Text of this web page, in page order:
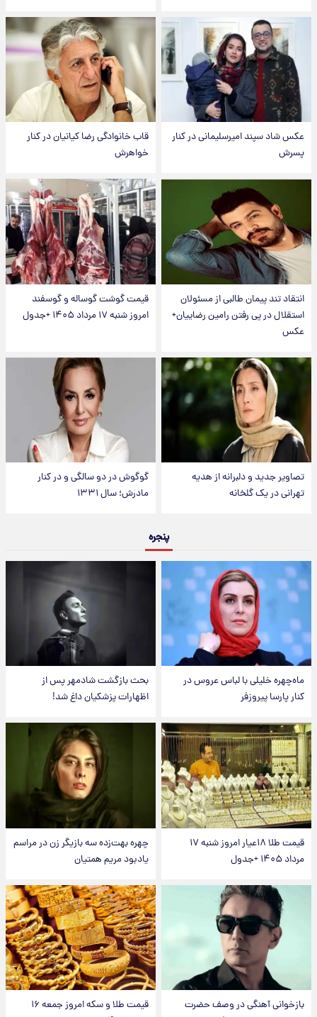
عکس شاد سپند امیرسلیمانی در کنار
پسرش
قاب خانوادگی رضا کیانیان در کنار
خواهرش
انتقاد تند پیمان طالبی از مسئولان
استقلال در پی رفتن رامین رضاییان+
عکس
قیمت گوشت گوساله و گوسفند
امروز شنبه ۱۷ مرداد ۱۴۰۵ +جدول
تصاویر جدید و دلبرانه از هدیه
تهرانی در یک گلخانه
گوگوش در دو سالگی و در کنار
مادرش؛ سال ۱۳۳۱
پنجره
ماه‌چهره خلیلی با لباس عروس در
کنار پارسا پیروزفر
بحث بازگشت شادمهر پس از
اظهارات پزشکیان داغ شد!
قیمت طلا ۱۸عیار امروز شنبه ۱۷
مرداد ۱۴۰۵ +جدول
چهره بهت‌زده سه بازیگر زن در مراسم
یادبود مریم همتیان
بازخوانی آهنگی در وصف حضرت
قیمت طلا و سکه امروز جمعه ۱۶